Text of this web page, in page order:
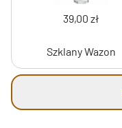
39,00 zł
Szklany Wazon